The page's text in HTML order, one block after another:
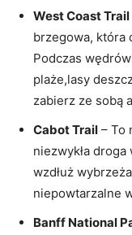
West Coast ​Trail
brzegowa, która
Podczas
plaże,lasy
zabierz ze sobą
Cabot ⁤Trail – To
niezwykła
wzdłuż
⁢niepowtarzalne
Banff ⁤National